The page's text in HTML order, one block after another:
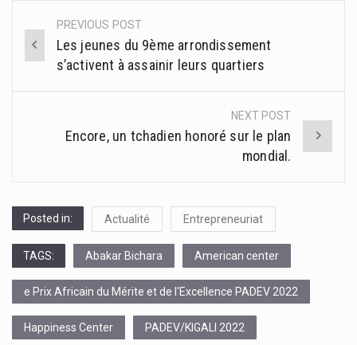
Post
navigation
PREVIOUS POST
Les jeunes du 9ème arrondissement
s’activent à assainir leurs quartiers
NEXT POST
Encore, un tchadien honoré sur le plan
mondial.
Posted in: Actualité Entrepreneuriat
TAGS: Abakar Bichara American center
e Prix Africain du Mérite et de l'Excellence PADEV 2022
Happiness Center PADEV/KIGALI 2022